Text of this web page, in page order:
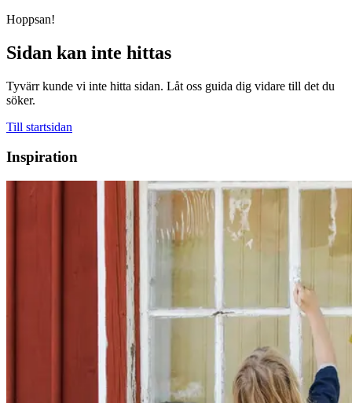
Hoppsan!
Sidan kan inte hittas
Tyvärr kunde vi inte hitta sidan. Låt oss guida dig vidare till det du
söker.
Till startsidan
Inspiration